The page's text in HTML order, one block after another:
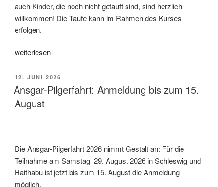
auch Kinder, die noch nicht getauft sind, sind herzlich
willkommen! Die Taufe kann im Rahmen des Kurses
erfolgen.
„Einladung
Erstkommunionvorbereitung
2026/2027“
weiterlesen
VERÖFFENTLICHT
AM
12. JUNI 2026
Ansgar-Pilgerfahrt: Anmeldung bis zum 15.
August
Die Ansgar-Pilgerfahrt 2026 nimmt Gestalt an: Für die
Teilnahme am Samstag, 29. August 2026 in Schleswig und
Haithabu ist jetzt bis zum 15. August die Anmeldung
möglich.